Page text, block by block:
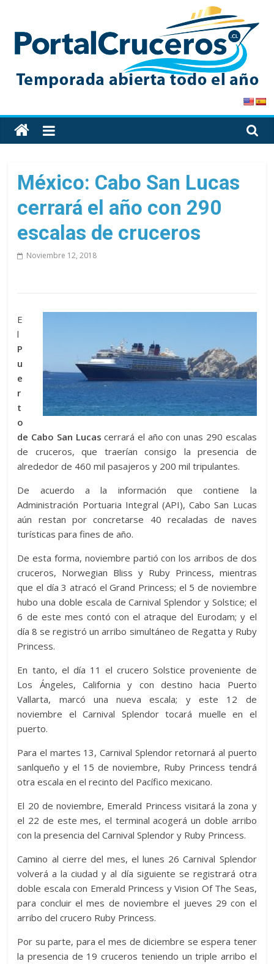
content
PortalCruceros
Toda
la
de
cruceros
en
solo
México: Cabo San Lucas
cerrará el año con 290
escalas de cruceros
Noviembre 12, 2018
E
l
P
u
e
r
t
o
de Cabo San Lucas cerrará el año con unas 290 escalas
de cruceros, que traerían consigo la presencia de
alrededor de 460 mil pasajeros y 200 mil tripulantes.
De acuerdo a la información que contiene la
Administración Portuaria Integral (API), Cabo San Lucas
aún restan por concretarse 40 recaladas de naves
turísticas para fines de año.
De esta forma, noviembre partió con los arribos de dos
cruceros, Norwegian Bliss y Ruby Princess, mientras
que el día 3 atracó el Grand Princess; el 5 de noviembre
hubo una doble escala de Carnival Splendor y Solstice; el
6 de este mes contó con el atraque del Eurodam; y el
día 8 se registró un arribo simultáneo de Regatta y Ruby
Princess.
En tanto, el día 11 el crucero Solstice proveniente de
Los Ángeles, California y con destino hacia Puerto
Vallarta, marcó una nueva escala; y este 12 de
noviembre el Carnival Splendor tocará muelle en el
puerto.
Para el martes 13, Carnival Splendor retornará al puerto
sanlqueño y el 15 de noviembre, Ruby Princess tendrá
otra escala en el recinto del Pacífico mexicano.
El 20 de noviembre, Emerald Princess visitará la zona y
el 22 de este mes, el terminal acogerá un doble arribo
con la presencia del Carnival Splendor y Ruby Princess.
Camino al cierre del mes, el lunes 26 Carnival Splendor
volverá a la ciudad y al día siguiente se registrará otra
doble escala con Emerald Princess y Vision Of The Seas,
para concluir el mes de noviembre el jueves 29 con el
arribo del crucero Ruby Princess.
Por su parte, para el mes de diciembre se espera tener
la presencia de 19 cruceros teniendo un triple arribo el